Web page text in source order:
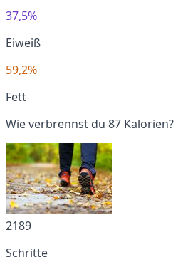
37,5%
Eiweiß
59,2%
Fett
Wie verbrennst du 87 Kalorien?
2189
Schritte